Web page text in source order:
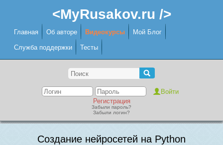
<MyRusakov.ru />
Главная Об авторе Видеокурсы Мой Блог
Служба поддержки Тесты
Регистрация
Забыли пароль?
Забыли логин?
Создание нейросетей на Python